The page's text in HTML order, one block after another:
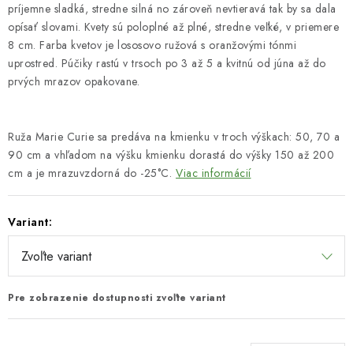
príjemne sladká, stredne silná no zároveň nevtieravá tak by sa dala
opísať slovami. Kvety sú poloplné až plné, stredne veľké, v priemere
8 cm. Farba kvetov je lososovo ružová s oranžovými tónmi
uprostred. Púčiky rastú v trsoch po 3 až 5 a kvitnú od júna až do
prvých mrazov opakovane.
Ruža Marie Curie sa predáva na kmienku v troch výškach: 50, 70 a
90 cm a vhľadom na výšku kmienku dorastá do výšky 150 až 200
cm a je mrazuvzdorná do -25°C. Viac informácií
Variant:
Pre zobrazenie dostupnosti zvoľte variant